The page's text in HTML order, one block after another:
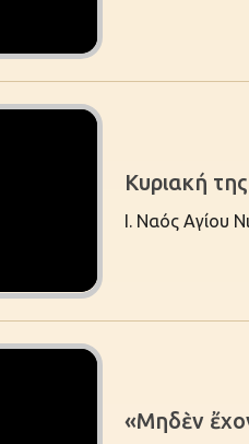
Κυριακή
Ι. Ναός Αγίου
«Mηδὲν